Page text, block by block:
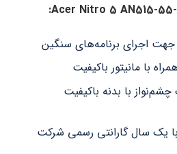
اجرای برنامه‌های سنگین
با مانیتور باکیفیت
با بدنه باکیفیت
با یک سال گارانتی رسمی شرکت